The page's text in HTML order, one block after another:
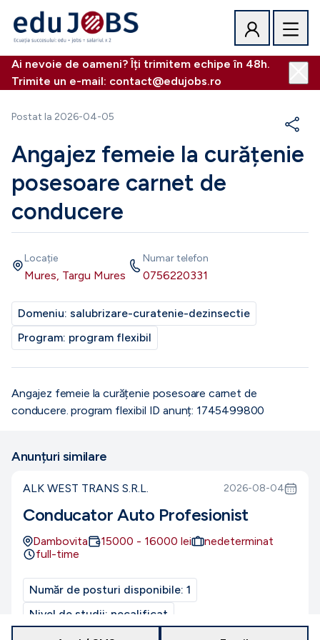
Ai nevoie de oameni? Îți trimitem echipe în 48h.
Trimite un e-mail: contact@edujobs.ro
Postat la 2026-04-05
Angajez femeie la curățenie
posesoare carnet de
conducere
Locație
Mures, Targu Mures
Numar telefon
0756220331
Domeniu: salubrizare-curatenie-dezinsectie
Program: program flexibil
Angajez femeie la curățenie posesoare carnet de
conducere. program flexibil ID anunț: 1745499800
Anunțuri similare
ALK WEST TRANS S.R.L. 2026-08-04
Conducator Auto Profesionist
Dambovita 15000 - 16000 lei
nedeterminat
full-time
Număr de posturi disponibile: 1
Nivel de studii: necalificat